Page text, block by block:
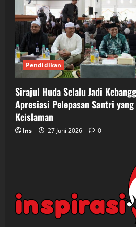
Pendidikan
Sirajul Huda Selalu Jadi
Apresiasi Pelepasan Santri
Keislaman
Ins 27 Juni 2026 0